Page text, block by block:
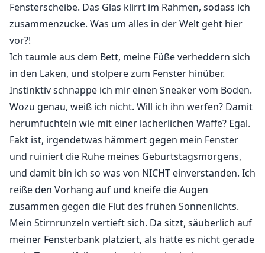
Fensterscheibe. Das Glas klirrt im Rahmen, sodass ich
zusammenzucke. Was um alles in der Welt geht hier
vor?!
Ich taumle aus dem Bett, meine Füße verheddern sich
in den Laken, und stolpere zum Fenster hinüber.
Instinktiv schnappe ich mir einen Sneaker vom Boden.
Wozu genau, weiß ich nicht. Will ich ihn werfen? Damit
herumfuchteln wie mit einer lächerlichen Waffe? Egal.
Fakt ist, irgendetwas hämmert gegen mein Fenster
und ruiniert die Ruhe meines Geburtstagsmorgens,
und damit bin ich so was von NICHT einverstanden. Ich
reiße den Vorhang auf und kneife die Augen
zusammen gegen die Flut des frühen Sonnenlichts.
Mein Stirnrunzeln vertieft sich. Da sitzt, säuberlich auf
meiner Fensterbank platziert, als hätte es nicht gerade